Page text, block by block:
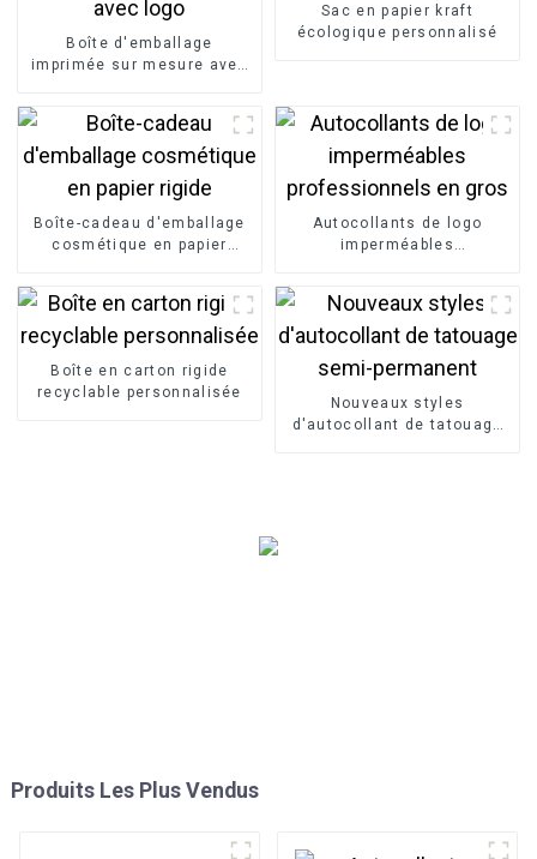
Boîte d'emballage
imprimée sur mesure avec
Sac en papier kraft
écologique personnalisé
Boîte-cadeau d'emballage
cosmétique en papier
Autocollants de logo
imperméables
Boîte en carton rigide
recyclable personnalisée
Nouveaux styles
d'autocollant de tatouage
Produits Les Plus Vendus